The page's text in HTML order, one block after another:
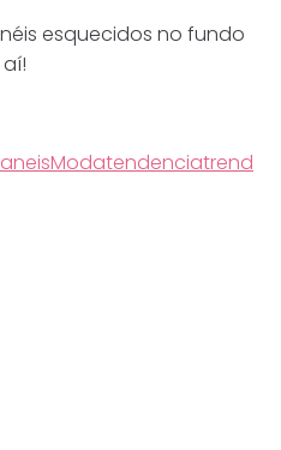
esquecidos no fundo
Modatendenciatrend